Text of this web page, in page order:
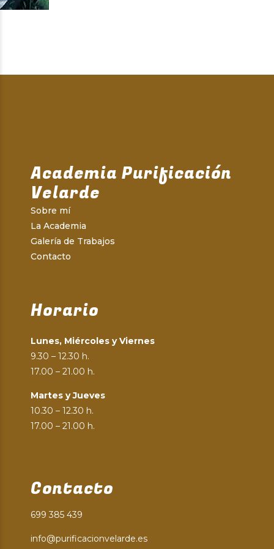
Academia Purificación
Velarde
Sobre mí
La Academia
Galería de Trabajos
Contacto
Horario
Lunes, Miércoles y Viernes
9.30 – 12.30 h.
17.00 – 21.00 h.
Martes y Jueves
10.30 – 12.30 h.
17.00 – 21.00 h.
Contacto
699 385 439
info@purificacionvelarde.es